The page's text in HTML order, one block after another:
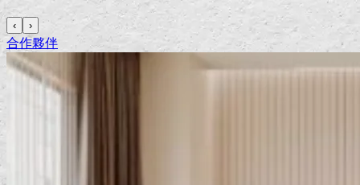
‹ ›
合作夥伴